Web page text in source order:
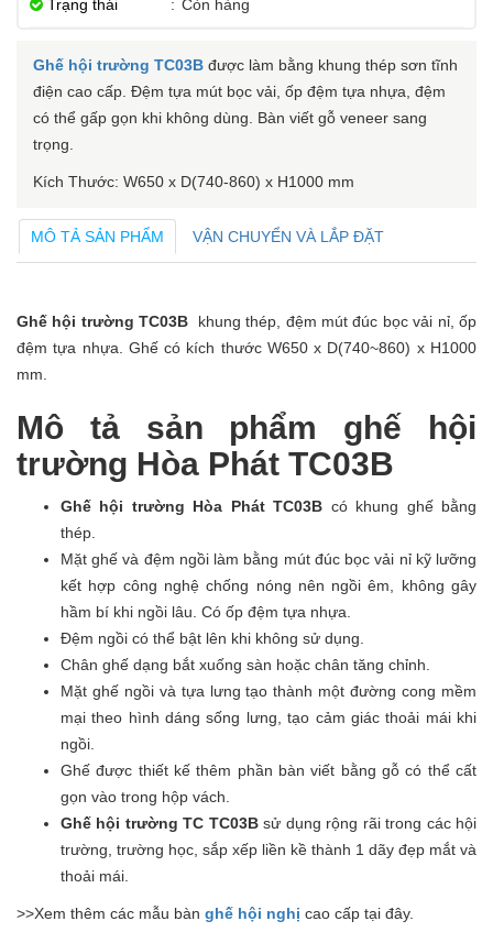
Trạng thái : Còn hàng
Ghế hội trường TC03B được làm bằng khung thép sơn tĩnh
điện cao cấp. Đệm tựa mút bọc vải, ốp đệm tựa nhựa, đệm
có thể gấp gọn khi không dùng. Bàn viết gỗ veneer sang
trọng.
Kích Thước: W650 x D(740-860) x H1000 mm
MÔ TẢ SẢN PHẨM VẬN CHUYỂN VÀ LẮP ĐẶT
Ghế hội trường TC03B khung thép, đệm mút đúc bọc vải nỉ, ốp
đệm tựa nhựa. Ghế có kích thước W650 x D(740~860) x H1000
mm.
Mô tả sản phẩm ghế hội
trường Hòa Phát TC03B
Ghế hội trường Hòa Phát TC03B có khung ghế bằng
thép.
Mặt ghế và đệm ngồi làm bằng mút đúc bọc vải nỉ kỹ lưỡng
kết hợp công nghệ chống nóng nên ngồi êm, không gây
hầm bí khi ngồi lâu. Có ốp đệm tựa nhựa.
Đệm ngồi có thể bật lên khi không sử dụng.
Chân ghế dạng bắt xuống sàn hoặc chân tăng chỉnh.
Mặt ghế ngồi và tựa lưng tạo thành một đường cong mềm
mại theo hình dáng sống lưng, tạo cảm giác thoải mái khi
ngồi.
Ghế được thiết kế thêm phần bàn viết bằng gỗ có thể cất
gọn vào trong hộp vách.
Ghế hội trường TC TC03Bsử dụng rộng rãi trong các hội
trường, trường học, sắp xếp liền kề thành 1 dãy đẹp mắt và
thoải mái.
>>Xem thêm các mẫu bàn ghế hội nghị cao cấp tại đây.